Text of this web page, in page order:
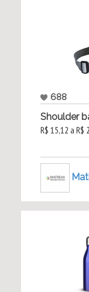
688
Shoulder
R$ 15,12 a R$